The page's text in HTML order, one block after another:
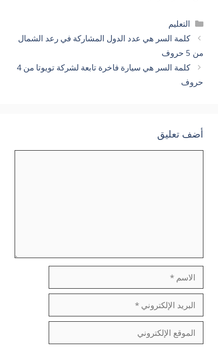
التصنيفات
التعليم
كلمة السر هي عدد الدول المشاركة في رعد الشمال
من 5 حروف
كلمة السر هي سيارة فاخرة تابعة لشركة تويوتا من 4
حروف
أضف تعليق
الإلكتروني
الإلكتروني